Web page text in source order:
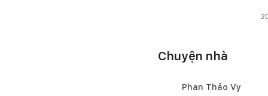
Chuyện nhà
Phan Thảo Vy